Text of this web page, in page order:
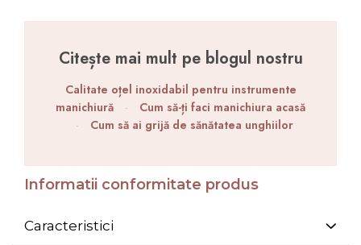
Citește mai mult pe blogul nostru
Calitate oțel inoxidabil pentru instrumente
manichiură
·
Cum să-ți faci manichiura acasă
·
Cum să ai grijă de sănătatea unghiilor
Informatii conformitate produs
Caracteristici